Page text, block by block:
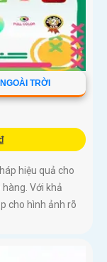
TRỜI
hiệu quả cho
Với khả
cho hình ảnh rõ